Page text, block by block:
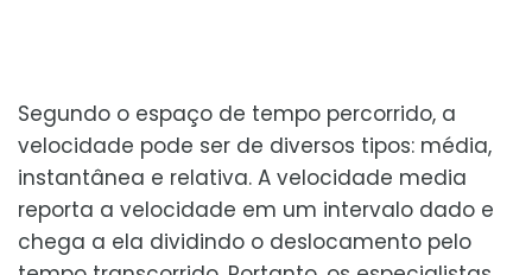
Segundo o espaço de tempo percorrido, a
velocidade pode ser de diversos tipos: média,
instantânea e relativa. A velocidade media
reporta a velocidade em um intervalo dado e
chega a ela dividindo o deslocamento pelo